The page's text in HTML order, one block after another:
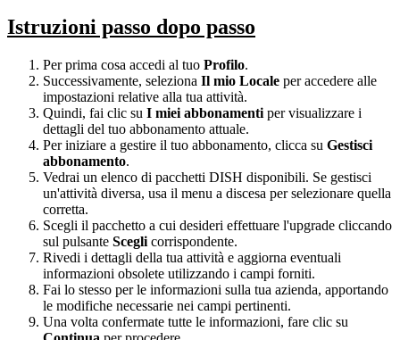
Istruzioni passo dopo passo
Per prima cosa accedi al tuo Profilo.
Successivamente, seleziona Il mio Locale per accedere alle
impostazioni relative alla tua attività.
Quindi, fai clic su I miei abbonamenti per visualizzare i
dettagli del tuo abbonamento attuale.
Per iniziare a gestire il tuo abbonamento, clicca su Gestisci
abbonamento.
Vedrai un elenco di pacchetti DISH disponibili. Se gestisci
un'attività diversa, usa il menu a discesa per selezionare quella
corretta.
Scegli il pacchetto a cui desideri effettuare l'upgrade cliccando
sul pulsante Scegli corrispondente.
Rivedi i dettagli della tua attività e aggiorna eventuali
informazioni obsolete utilizzando i campi forniti.
Fai lo stesso per le informazioni sulla tua azienda, apportando
le modifiche necessarie nei campi pertinenti.
Una volta confermate tutte le informazioni, fare clic su